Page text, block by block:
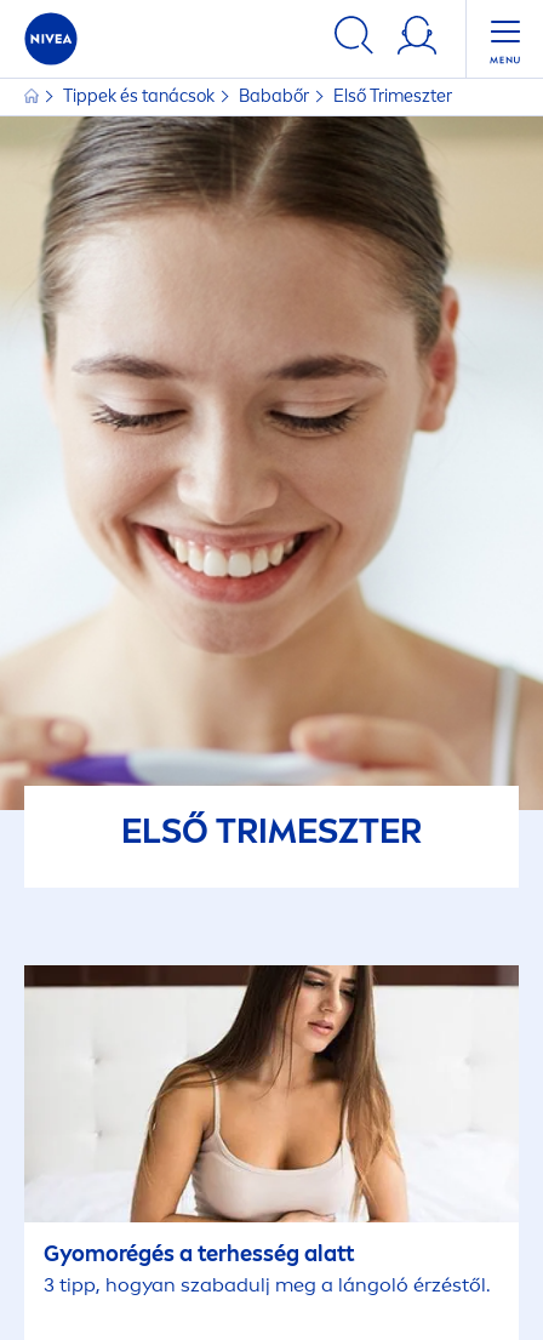
Tippek és tanácsok Bababőr Első Trimeszter
ELSŐ TRIMESZTER
Gyomorégés a terhesség alatt
3 tipp, hogyan szabadulj meg a lángoló érzéstől.